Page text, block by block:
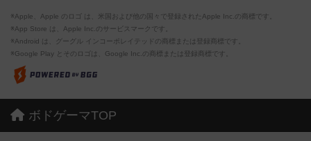
※Apple、Apple のロゴ は、米国および他の国々で登録されたApple Inc.の商標です。
※App Store は、Apple Inc.のサービスマークです。
※Android は、グーグル インコーポレイテッドの商標または登録商標です。
※Google Play とそのロゴは、Google Inc.の商標または登録商標です。
ボドゲーマTOP